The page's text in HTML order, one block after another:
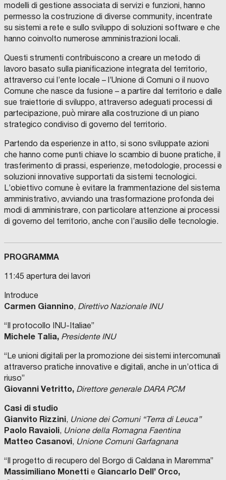
modelli di gestione associata di servizi e funzioni, hanno
permesso la costruzione di diverse community, incentrate
su sistemi a rete e sullo sviluppo di soluzioni software e che
hanno coinvolto numerose amministrazioni locali.
Questi strumenti contribuiscono a creare un metodo di
lavoro basato sulla pianificazione integrata del territorio,
attraverso cui l’ente locale – l’Unione di Comuni o il nuovo
Comune che nasce da fusione – a partire dal territorio e dalle
sue traiettorie di sviluppo, attraverso adeguati processi di
partecipazione, può mirare alla costruzione di un piano
strategico condiviso di governo del territorio.
Partendo da esperienze in atto, si sono sviluppate azioni
che hanno come punti chiave lo scambio di buone pratiche, il
trasferimento di prassi, esperienze, metodologie, processi e
soluzioni innovative supportati da sistemi tecnologici.
L’obiettivo comune è evitare la frammentazione del sistema
amministrativo, avviando una trasformazione profonda dei
modi di amministrare, con particolare attenzione ai processi
di governo del territorio, anche con l’ausilio delle tecnologie.
PROGRAMMA
11:45 apertura dei lavori
Introduce
Carmen Giannino, Direttivo Nazionale INU
“Il protocollo INU-Italiae”
Michele Talia, Presidente INU
“Le unioni digitali per la promozione dei sistemi intercomunali
attraverso pratiche innovative e digitali, anche in un’ottica di
riuso”
Giovanni Vetritto, Direttore generale DARA PCM
Casi di studio
Gianvito Rizzini, Unione dei Comuni “Terra di Leuca”
Paolo Ravaioli, Unione della Romagna Faentina
Matteo Casanovi, Unione Comuni Garfagnana
“Il progetto di recupero del Borgo di Caldana in Maremma”
Massimiliano Monetti e Giancarlo Dell’ Orco,